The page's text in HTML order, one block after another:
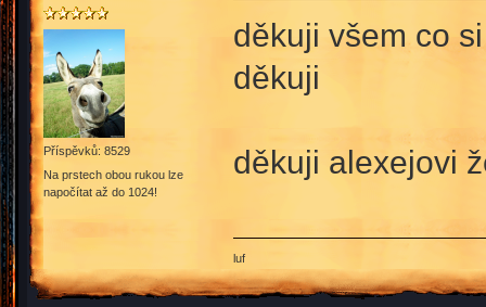
Příspěvků: 8529
Na prstech obou rukou lze
napočítat až do 1024!
děkuji všem co
děkuji
děkuji alexejovi
luf